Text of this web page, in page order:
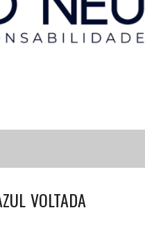
VOLTADA